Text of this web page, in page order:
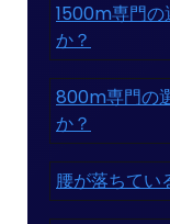
1500m専門の
か？
800m専門の
か？
腰が落ちてい